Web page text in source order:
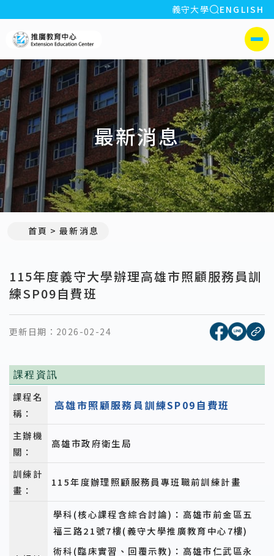
:::
義守大學 全站搜索
ENGLISH
側選單
最新消息
首頁 最新消息
115年度義守大學辦理高雄市照顧服務員訓
練SP09自費班
更新日期： 2026-02-24 [另開新
[另開
複
課程資訊
課程名
稱：
高雄市照顧服務員訓練SP09自費班
主辦機
關：
高雄市政府衛生局
訓練計
畫：
115年度辦理照顧服務員專班職前訓練計畫
學科(核心課程含綜合討論)：高雄市前金區五
福三路21號7樓(義守大學推廣教育中心7樓)
術科(臨床實習、回覆示教)：高雄市仁武區永